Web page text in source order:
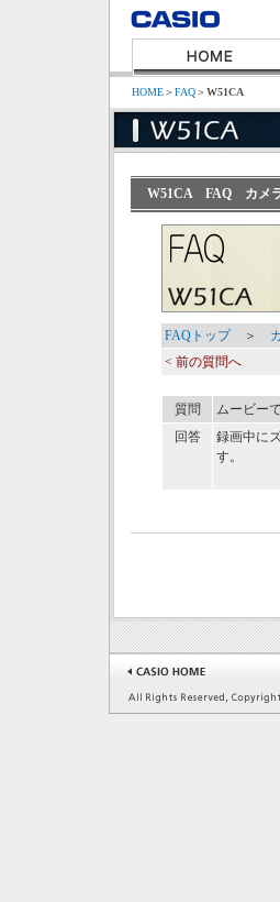
HOME＞FAQ＞W51CA
W51CA FAQ カメ
FAQトップ＞
< 前の質問へ
質問
ムービー
回答
録画中に
す。